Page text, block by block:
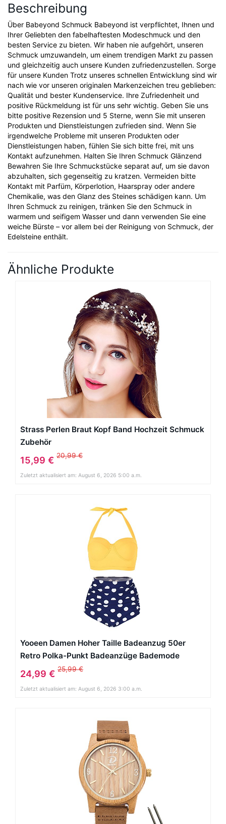
Beschreibung
Über Babeyond Schmuck Babeyond ist verpflichtet, Ihnen und
Ihrer Geliebten den fabelhaftesten Modeschmuck und den
besten Service zu bieten. Wir haben nie aufgehört, unseren
Schmuck umzuwandeln, um einem trendigen Markt zu passen
und gleichzeitig auch unsere Kunden zufriedenzustellen. Sorge
für unsere Kunden Trotz unseres schnellen Entwicklung sind wir
nach wie vor unseren originalen Markenzeichen treu geblieben:
Qualität und bester Kundenservice. Ihre Zufriedenheit und
positive Rückmeldung ist für uns sehr wichtig. Geben Sie uns
bitte positive Rezension und 5 Sterne, wenn Sie mit unseren
Produkten und Dienstleistungen zufrieden sind. Wenn Sie
irgendwelche Probleme mit unseren Produkten oder
Dienstleistungen haben, fühlen Sie sich bitte frei, mit uns
Kontakt aufzunehmen. Halten Sie Ihren Schmuck Glänzend
Bewahren Sie Ihre Schmuckstücke separat auf, um sie davon
abzuhalten, sich gegenseitig zu kratzen. Vermeiden bitte
Kontakt mit Parfüm, Körperlotion, Haarspray oder andere
Chemikalie, was den Glanz des Steines schädigen kann. Um
Ihren Schmuck zu reinigen, tränken Sie den Schmuck in
warmem und seifigem Wasser und dann verwenden Sie eine
weiche Bürste – vor allem bei der Reinigung von Schmuck, der
Edelsteine enthält.
Ähnliche Produkte
Strass Perlen Braut Kopf Band Hochzeit Schmuck
Zubehör
15,99 € 20,99 €
Zuletzt aktualisiert am: August 6, 2026 5:00 a.m.
Yooeen Damen Hoher Taille Badeanzug 50er
Retro Polka-Punkt Badeanzüge Bademode
Zweiteiler Bikini Set Schwimmanzug
24,99 € 25,99 €
Zuletzt aktualisiert am: August 6, 2026 3:00 a.m.